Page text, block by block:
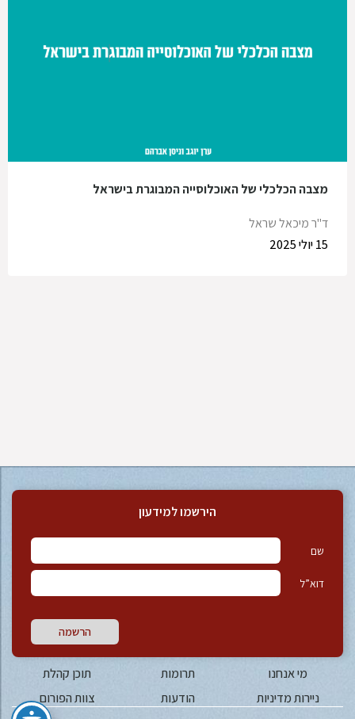
מצבה הכלכלי של האוכלוסייה המבוגרת בישראל
ד"ר מיכאל שראל
15 יולי 2025
הירשמו למידעון
שם
דוא”ל
הרשמה
מי אנחנו תרומות
תוכן קהלת
ניירות מדיניות
הודעות צוות הפורום